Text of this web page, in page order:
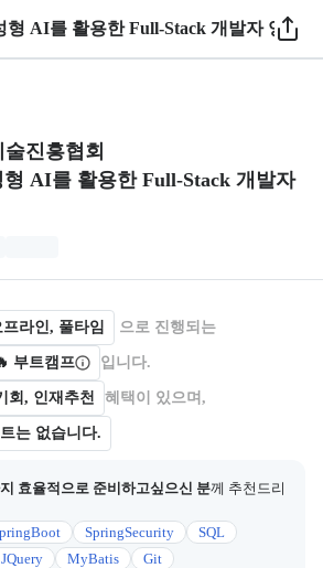
형 AI를 활용한 Full-Stack 개발자 양성
1 / 5
진흥협회
AI를 활용한 Full-Stack 개발자
웨어기술진흥협회, 과정명: [채
하는 회사 정보를 카드 형태로 제공한다.
프라인, 풀타임 으로 진행되는
부트캠프 입니다.
회, 인재추천 혜택이 있으며,
는 없습니다.
효율적으로 준비하고싶으신 분께 추천드리
SpringSecurity
SQL
JQuery MyBatis
Git